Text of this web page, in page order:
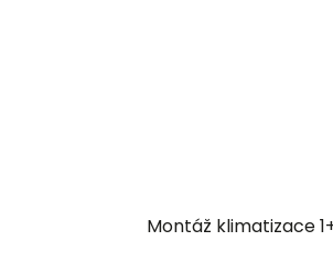
Montáž klimatizace